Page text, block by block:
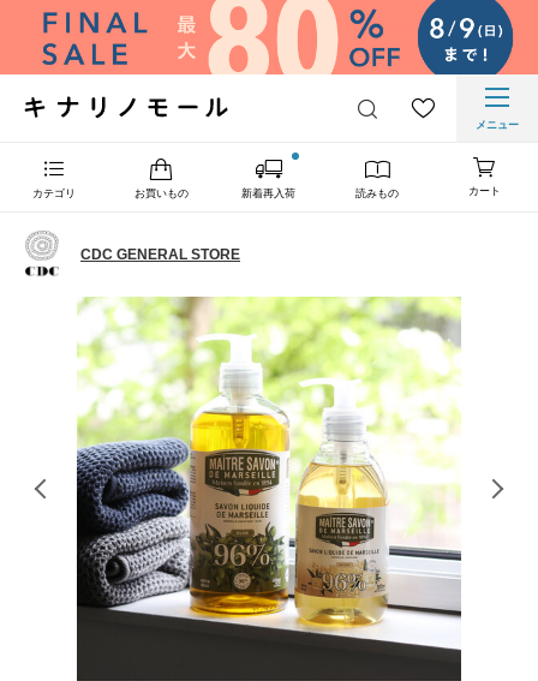
メニュー
カテゴリ お買いもの 新着再入荷 読みもの カート
CDC GENERAL STORE